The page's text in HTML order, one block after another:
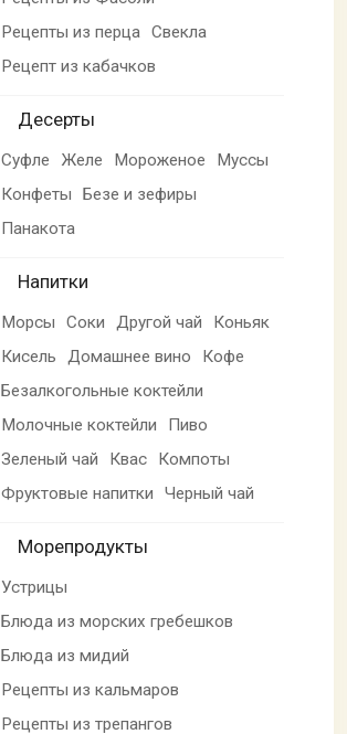
Рецепты из перца Свекла
Рецепт из кабачков
Десерты
Суфле Желе Мороженое
Муссы
Конфеты
Безе и зефиры
Панакота
Напитки
Морсы Соки Другой чай
Коньяк
Кисель
Домашнее вино
Кофе
Безалкогольные коктейли
Молочные коктейли
Пиво
Зеленый чай
Квас
Компоты
Фруктовые напитки
Черный чай
Морепродукты
Устрицы
Блюда из морских гребешков
Блюда из мидий
Рецепты из кальмаров
Рецепты из трепангов